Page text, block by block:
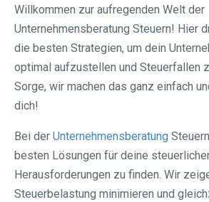
Willkommen zur aufregenden Welt der
Unternehmensberatung Steuern! Hier
die besten Strategien, um dein
optimal aufzustellen und Steuerfallen
Sorge, wir machen das ganz einfach
dich!
Bei der Unternehmensberatung
besten Lösungen für deine
Herausforderungen zu finden. Wir
Steuerbelastung minimieren und